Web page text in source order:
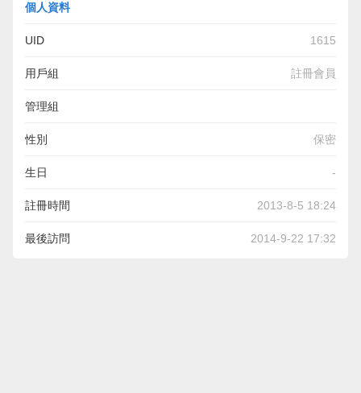
個人資料
UID 1615
用戶組 註冊會員
管理組
性別 保密
生日 -
註冊時間 2013-8-5 18:24
最後訪問 2014-9-22 17:32